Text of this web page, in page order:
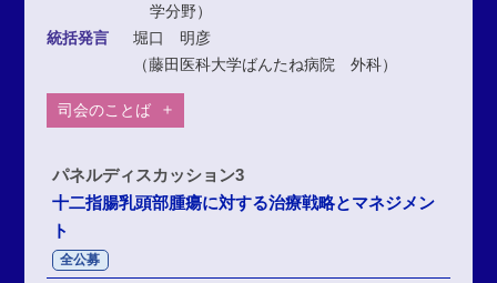
学分野）
統括発言
堀口 明彦
（藤田医科大学ばんたね病院 外科）
司会のことば
パネルディスカッション3
十二指腸乳頭部腫瘍に対する治療戦略とマネジメン
ト
全公募